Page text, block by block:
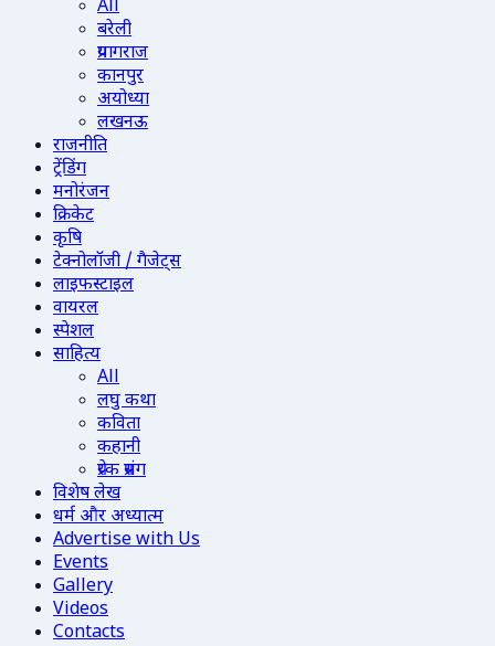
All
बरेली
प्रयागराज
कानपुर
अयोध्या
लखनऊ
राजनीति
ट्रेंडिंग
मनोरंजन
क्रिकेट
कृषि
टेक्नोलॉजी / गैजेट्स
लाइफस्टाइल
वायरल
स्पेशल
साहित्य
All
लघु कथा
कविता
कहानी
प्रेरक प्रसंग
विशेष लेख
धर्म और अध्यात्म
Advertise with Us
Events
Gallery
Videos
Contacts